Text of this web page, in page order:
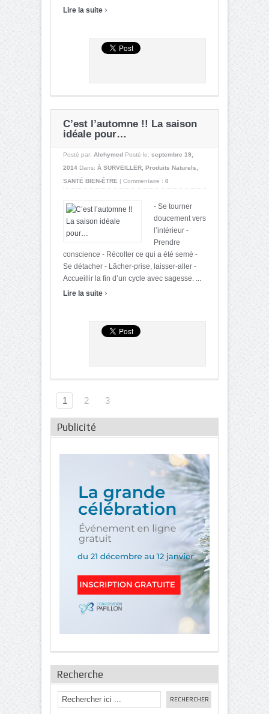
Lire la suite ›
C’est l’automne !! La saison
idéale pour…
Posté par: Alchymed Posté le: septembre 19,
2014 Dans: À SURVEILLER Produits Naturels
SANTÉ BIEN-ÊTRE | Commentaire : 0
- Se tourner
doucement vers
l’intérieur -
Prendre
conscience - Récolter ce qui a été semé -
Se détacher - Lâcher-prise, laisser-aller -
Accueillir la fin d’un cycle avec sagesse. ...
Lire la suite ›
1 2 3
Publicité
Recherche